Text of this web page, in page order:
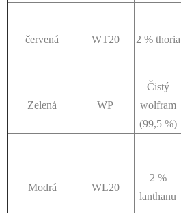
červená WT20 2 % thoria
Zelená WP
Čistý
wolfram
(99,5 %)
Modrá WL20
2 %
lanthanu